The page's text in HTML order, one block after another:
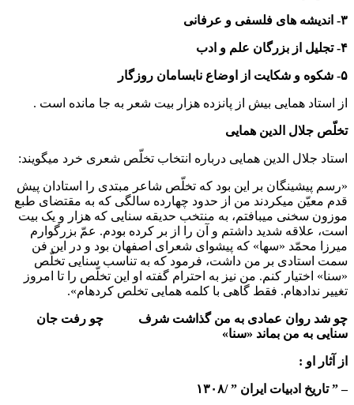
۳- اندیشه های فلسفی و عرفانی
۴- تجلیل از بزرگان علم و ادب
۵- شکوه و شکایت از اوضاع نابسامان روزگار
از استاد همایی بیش از پانزده هزار بیت شعر به جا مانده است .
تخلّص جلال الدین همایی
استاد جلال الدین همایی درباره انتخاب تخلّص شعری خرد می‏گویند:
«رسم پیشینگان بر این بود که تخلّص شاعر مبتدی را استادان پیش
قدم معیّن می‏کردند من از حدود چهارده سالگی که به مقتضای طبع
موزون سخنی می‏بافتم، به منتخب حدیقه سنایی که هزار و یک بیت
است، علاقه شدید داشتم و آن را از بر کرده بودم. عمّ بزرگوارم
میرزا محمّد «سها» که پیشوای شعرای اصفهان بود و در این فن
سمت استادی بر من داشت، فرمود که به تناسب سنایی تخلّص
«سنا» اختیار کنم. من نیز به احترام گفته او این تخلّص را تا امروز
تغییر نداده‏ام. فقط گاهی با کلمه همایی تخلص کرده‏ام».
چو شد روان عمادی به من گذاشت شرف چو رفت جان
سنایی به من بماند «سنا»
از آثار او :
– ” تاریخ ادبیات ایران ” /۱۳۰۸